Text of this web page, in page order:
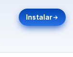
Instalar